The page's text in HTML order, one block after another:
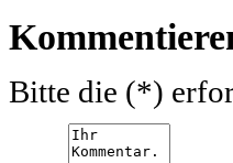
Bitte die (*)